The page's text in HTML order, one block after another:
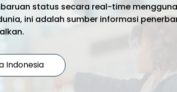
status secara real-time
ini adalah sumber informasi
Indonesia